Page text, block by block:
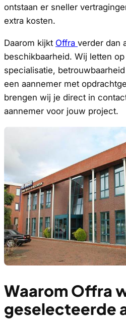
ontstaan er sneller
extra kosten.
Daarom kijkt Offra verder dan
beschikbaarheid. Wij letten
specialisatie,
een aannemer met
brengen wij je direct in
aannemer voor jouw project.
Waarom Offra
geselecteerde